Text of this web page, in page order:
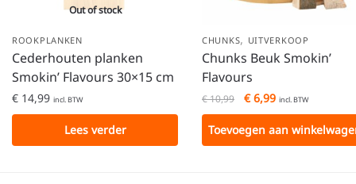
Out of stock
ROOKPLANKEN
Cederhouten planken
Smokin’ Flavours 30×15 cm
€ 14,99 incl. BTW
Lees verder
CHUNKS, UITVERKOOP
Chunks Beuk Smokin’
Flavours
€10,99 €6,99 incl. BTW
Toevoegen aan